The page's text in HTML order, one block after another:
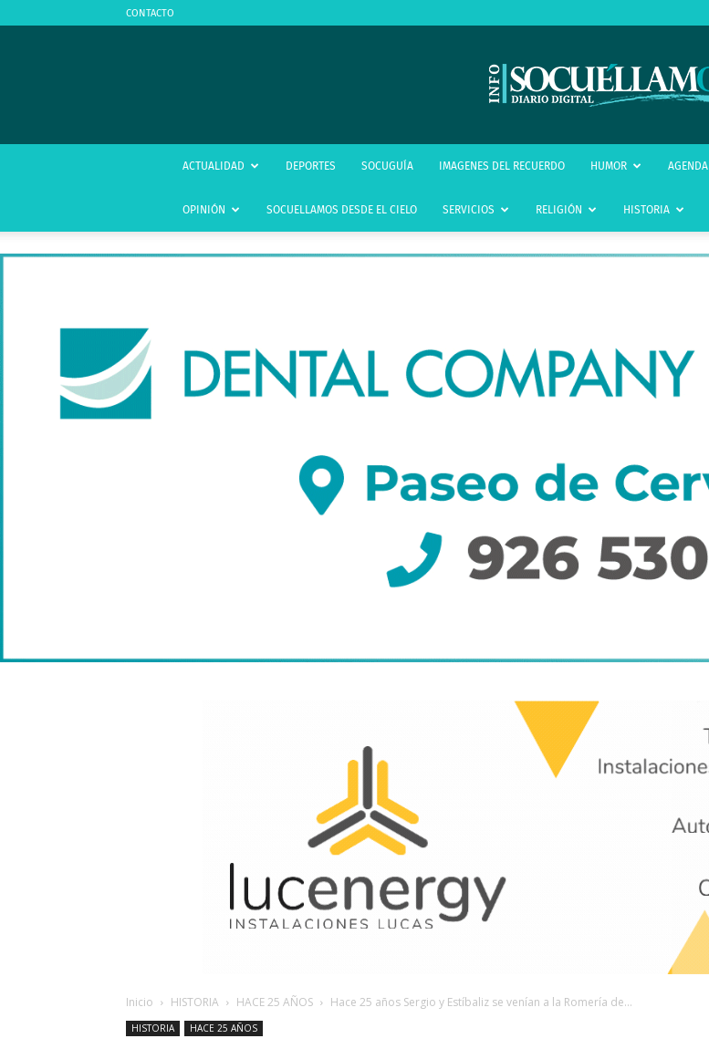
CONTACTO
infoSocuéllamos
ACTUALIDAD DEPORTES SOCUGUÍA IMAGENES DEL RECUERDO HUMOR AGENDA
OPINIÓN SOCUELLAMOS DESDE EL CIELO SERVICIOS RELIGIÓN HISTORIA
Inicio HISTORIA HACE 25 AÑOS Hace 25 años Sergio y Estíbaliz se venían a la Romería de...
HISTORIA HACE 25 AÑOS